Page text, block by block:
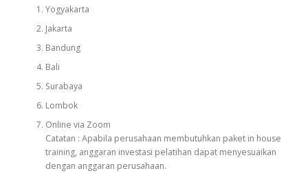
Yogyakarta
Jakarta
Bandung
Bali
Surabaya
Lombok
Online via Zoom
Catatan : Apabila perusahaan membutuhkan paket in house
training, anggaran investasi pelatihan dapat menyesuaikan
dengan anggaran perusahaan.